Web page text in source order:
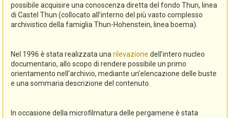
possibile acquisire una conoscenza diretta del fondo Thun, linea
di Castel Thun (collocato all’interno del più vasto complesso
archivistico della famiglia Thun-Hohenstein, linea boema).
Nel 1996 è stata realizzata una rilevazione dell’intero nucleo
documentario, allo scopo di rendere possibile un primo
orientamento nell’archivio, mediante un’elencazione delle buste
e una sommaria descrizione del contenuto.
In occasione della microfilmatura delle pergamene è stata